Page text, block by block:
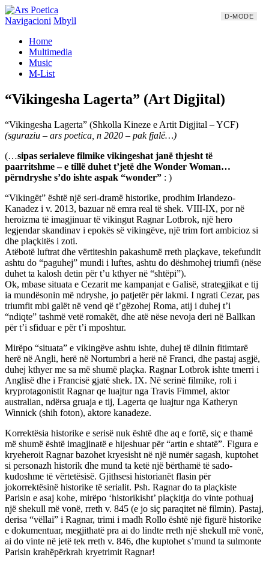
Navigacioni Mbyll
Home
Multimedia
Music
M-List
“Vikingesha Lagerta” (Art Digjital)
“Vikingesha Lagerta” (Shkolla Kineze e Artit Digjital – YCF)
(sguraziu – ars poetica, n 2020 – pak fjalë…)
(…sipas serialeve filmike vikingeshat janë thjesht të
paarritshme – e tillë duhet t’jetë dhe Wonder Woman…
përndryshe s’do ishte aspak “wonder” : )
“Vikingët” është një seri-dramë historike, prodhim Irlandezo-
Kanadez i v. 2013, bazuar në emra real të shek. VIII-IX, por në
heroizma të imagjinuar të vikingut Ragnar Lotbrok, një hero
legjendar skandinav i epokës së vikingëve, një trim fort ambicioz si
dhe plaçkitës i zoti.
Atëbotë luftrat dhe vërtiteshin pakashumë rreth plaçkave, tekefundit
ashtu do “paguhej” mundi i luftes, ashtu do dëshmohej triumfi (nëse
duhet ta kalosh detin për t’u kthyer në “shtëpi”).
Ok, mbase situata e Cezarit me kampanjat e Galisë, strategjikat e tij
ia mundësonin më ndryshe, jo patjetër për lakmi. I ngrati Cezar, pas
triumfit mbi galët në vend që t’gëzohej Roma, atij i duhej t’i
“ndiqte” tashmë vetë romakët, dhe atë nëse nevoja deri në Ballkan
për t’i sfiduar e për t’i mposhtur.
Mirëpo “situata” e vikingëve ashtu ishte, duhej të dilnin fitimtarë
herë në Angli, herë në Nortumbri a herë në Franci, dhe pastaj asgjë,
duhej kthyer me sa më shumë plaçka. Ragnar Lotbrok ishte tmerri i
Anglisë dhe i Francisë gjatë shek. IX. Në serinë filmike, roli i
kryprotagonistit Ragnar qe luajtur nga Travis Fimmel, aktor
australian, ndërsa gruaja e tij, Lagerta qe luajtur nga Katheryn
Winnick (shih foton), aktore kanadeze.
Korrektësia historike e serisë nuk është dhe aq e fortë, siç e thamë
më shumë është imagjinatë e hijeshuar për “artin e shtatë”. Figura e
kryeheroit Ragnar bazohet kryesisht në një numër sagash, kuptohet
si personazh historik dhe mund ta ketë një bërthamë të sado-
kudoshme të vërtetësisë. Gjithsesi historianët flasin për
jokorrektësinë historike të serialit. Psh. Ragnar do ta plaçkiste
Parisin e asaj kohe, mirëpo ‘historikisht’ plaçkitja do vinte pothuaj
një shekull më vonë, rreth v. 845 (e jo siç paraqitet në filmin). Pastaj,
derisa “vëllai” i Ragnar, trimi i madh Rollo është një figurë historike
e dokumentuar, megjithatë pra ai do lindte rreth një shekull më vonë,
ai do vinte në jetë tek rreth v. 846, dhe kuptohet s’mund ta sulmonte
Parisin krahëpërkrah kryetrimit Ragnar!
D-MODE